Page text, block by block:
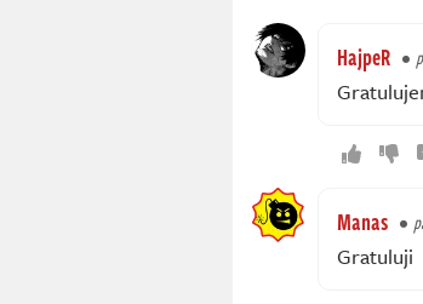
HajpeR
Manas
Gratuluji